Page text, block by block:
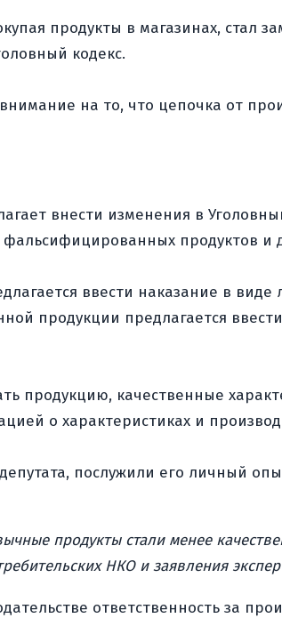
продукты в магазинах, стал
кодекс.
на то, что цепочка от
внести изменения в
продуктов и
ввести наказание в
продукции предлагается
качественные
о характеристиках и
послужили его личный
продукты стали менее
НКО и заявления
ответственность за